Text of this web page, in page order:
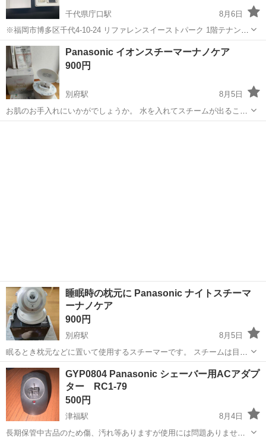
千代県庁口駅
8月6日
※福岡市博多区千代4-10-24 リファレンスイーストパーク 1階テナント
での受け渡しになります。 配達ご希望の方は要相談できます！ 【メ
ーカー名/商品名/型番】 【⭐️全額返金保証⭐️】◻︎takuyo 光...
福岡 福岡市 千代県庁口駅 商品
Panasonic イオンスチーマーナノケア
900円
別府駅
8月5日
お肌のお手入れにいかがでしょうか。 水を入れてスチームが出ること
を確認しております。 取りに来ていただける方、 よろしくお願いいた
睡眠時の枕元に Panasonic ナイトスチーマ
ーナノケア
900円
別府駅
8月5日
眠るとき枕元などに置いて使用するスチーマーです。 スチームは目に
見えない仕様ですが、動作は確認しております。 家まで取りに来てい
ただける方、 よろしくお願いいたします。
福岡 福岡市
GYP0804 Panasonic シェーバー用ACアダプ
ター RC1-79
500円
津福駅
8月4日
長期保管中古品のため傷、汚れ等ありますが使用には問題ありませ